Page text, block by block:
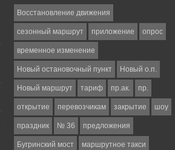
Восстановление движения
сезонный маршрут приложение опрос
временное изменение
Новый остановочный пункт Новый о.п.
Новый маршрут тариф пр.ак. пр.
открытие перевозчикам закрытие шоу
праздник № 36 предложения
Бугринский мост маршрутное такси